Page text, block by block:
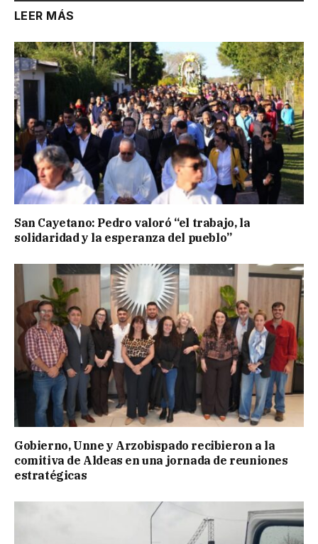
LEER MÁS
San Cayetano: Pedro valoró “el trabajo, la
solidaridad y la esperanza del pueblo”
Gobierno, Unne y Arzobispado recibieron a la
comitiva de Aldeas en una jornada de reuniones
estratégicas